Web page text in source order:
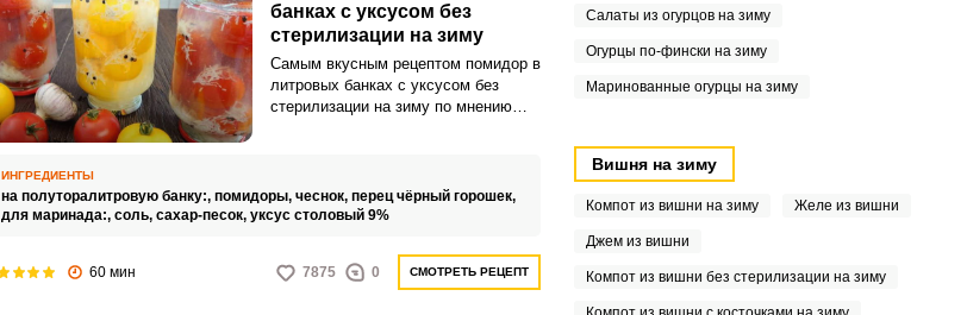
банках с уксусом без
стерилизации на зиму
Самым вкусным рецептом помидор в
литровых банках с уксусом без
стерилизации на зиму по мнению
а кроме чеснока добавляется только
черный перец, что создает
ИНГРЕДИЕНТЫ
на полуторалитровую банку:, помидоры, чеснок, перец чёрный горошек,
для маринада:, соль, сахар-песок, уксус столовый 9%
60 мин 7875 0 СМОТРЕТЬ РЕЦЕПТ
Салаты из огурцов на зиму
Огурцы по-фински на зиму
Маринованные огурцы на зиму
Вишня на зиму
Компот из вишни на зиму Желе из вишни
Джем из вишни
Компот из вишни без стерилизации на зиму